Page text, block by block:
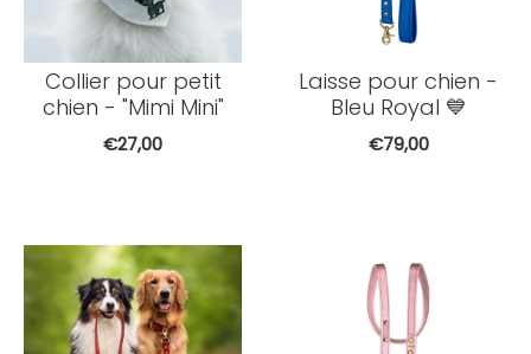
Collier pour petit
chien - "Mimi Mini"
€27,00
Laisse pour chien -
Bleu Royal 💙
€79,00